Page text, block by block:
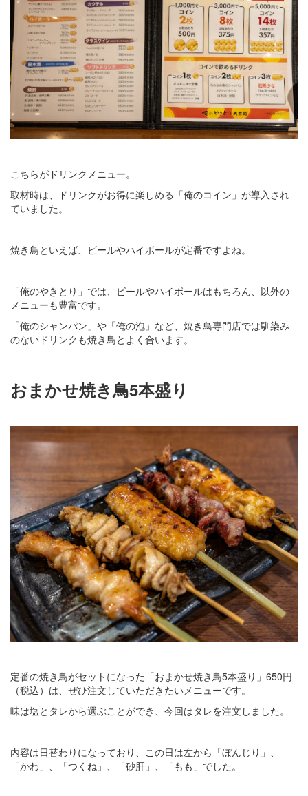
こちらがドリンクメニュー。
取材時は、ドリンクがお得に楽しめる「俺のコイン」が導入され
ていました。
焼き鳥といえば、ビールやハイボールが定番ですよね。
「俺のやきとり」では、ビールやハイボールはもちろん、以外の
メニューも豊富です。
「俺のシャンパン」や「俺の泡」など、焼き鳥専門店では馴染み
のないドリンクも焼き鳥とよく合います。
おまかせ焼き鳥5本盛り
定番の焼き鳥がセットになった「おまかせ焼き鳥5本盛り」650円
（税込）は、ぜひ注文していただきたいメニューです。
味は塩とタレから選ぶことができ、今回はタレを注文しました。
内容は日替わりになっており、この日は左から「ぼんじり」、
「かわ」、「つくね」、「砂肝」、「もも」でした。